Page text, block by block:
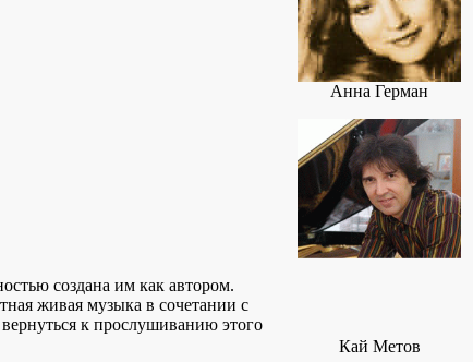
создана им как автором.
живая музыка в сочетании с
к прослушиванию этого
Анна Герман
Кай Метов